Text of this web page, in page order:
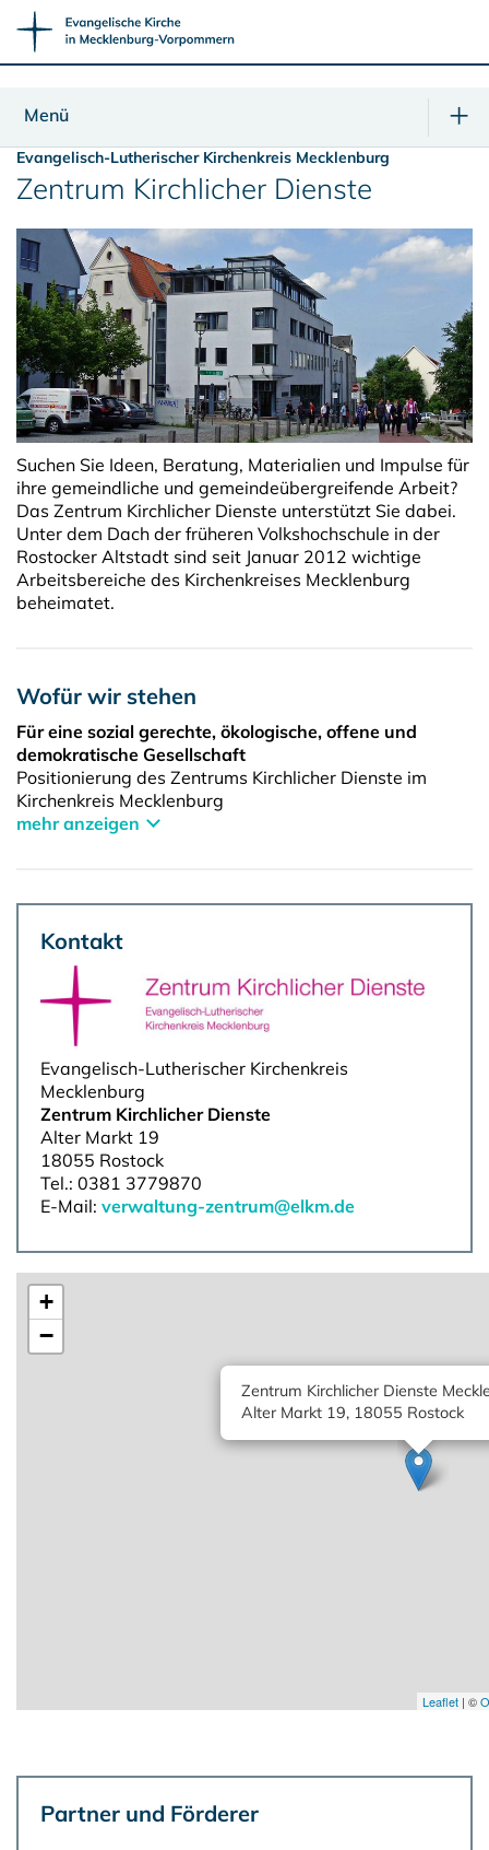
Menü
Evangelisch-Lutherischer Kirchenkreis Mecklenburg
Zentrum Kirchlicher Dienste
Suchen Sie Ideen, Beratung, Materialien und Impulse für
ihre gemeindliche und gemeindeübergreifende Arbeit?
Das Zentrum Kirchlicher Dienste unterstützt Sie dabei.
Unter dem Dach der früheren Volkshochschule in der
Rostocker Altstadt sind seit Januar 2012 wichtige
Arbeitsbereiche des Kirchenkreises Mecklenburg
beheimatet.
Wofür wir stehen
Für eine sozial gerechte, ökologische, offene und
demokratische Gesellschaft
Positionierung des Zentrums Kirchlicher Dienste im
Kirchenkreis Mecklenburg
mehr anzeigen
Kontakt
Evangelisch-Lutherischer Kirchenkreis
Mecklenburg
Zentrum Kirchlicher Dienste
Alter Markt 19
18055 Rostock
Tel.: 0381 3779870
E-Mail: verwaltung-zentrum@elkm.de
Zentrum Kirchlicher Dienste
Alter Markt 19, 18055 Rostock
+
−
Leaflet | ©
Partner und Förderer